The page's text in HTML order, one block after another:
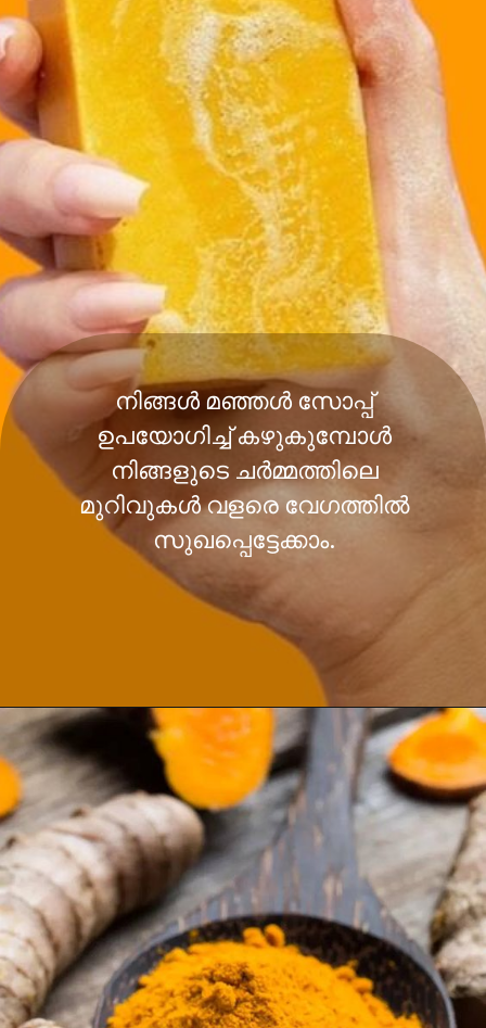
നിങ്ങൾ മഞ്ഞൾ സോപ്പ്
ഉപയോഗിച്ച് കഴുകുമ്പോൾ
നിങ്ങളുടെ ചർമ്മത്തിലെ
മുറിവുകൾ വളരെ വേഗത്തിൽ
സുഖപ്പെട്ടേക്കാം.